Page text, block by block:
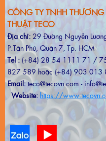
CÔNG TY TNHH
THUẬT TECO
Địa chỉ: 29 Đường Nguyễn
P.Tân Phú, Quận 7, Tp. HCM
Tel : (+84) 28 54 1111
827 589 hoặc (+84) 903
Email: teco@tecovn.com -
Website: https://